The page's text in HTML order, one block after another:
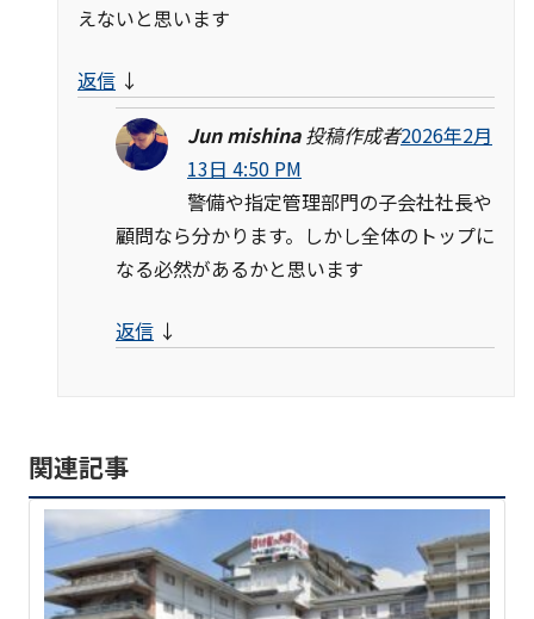
えないと思います
返信 ↓
Jun mishina 投稿作成者2026年2月
13日 4:50 PM
警備や指定管理部門の子会社社長や
顧問なら分かります。しかし全体のトップに
なる必然があるかと思います
返信 ↓
関連記事